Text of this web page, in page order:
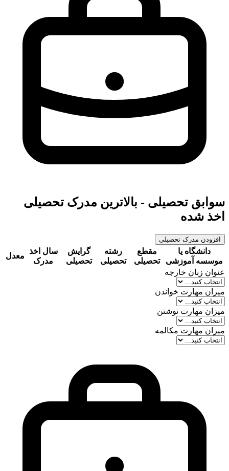
سوابق تحصیلی - بالاترین مدرک تحصیلی
اخذ شده
افزودن مدرک تحصیلی
دانشگاه یا
موسسه آموزشی
مقطع
تحصیلی
رشته
تحصیلی
گرایش
تحصیلی
سال اخذ
مدرک
معدل
عنوان زبان خارجه
میزان مهارت خواندن
میزان مهارت نوشتن
میزان مهارت مکالمه